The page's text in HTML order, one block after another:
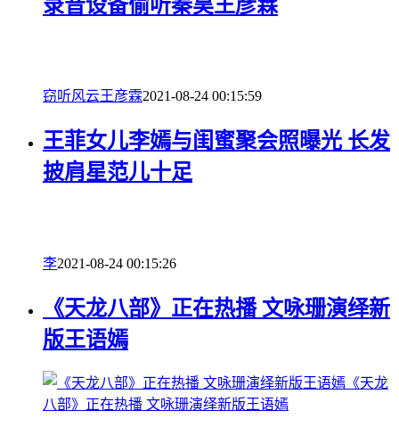
录音设备偷听秦昊王彦霖
窃听风云王彦霖2021-08-24 00:15:59
王菲女儿李嫣与闺蜜聚会照曝光 长发
披肩星范儿十足
李2021-08-24 00:15:26
《天龙八部》正在热播 文咏珊演绎新
版王语嫣
《天龙
八部》正在热播 文咏珊演绎新版王语嫣